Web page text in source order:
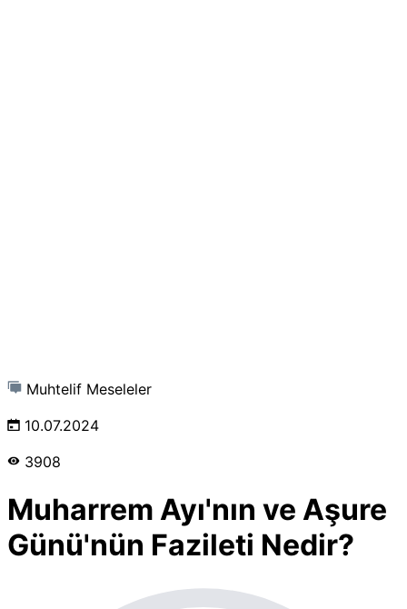
Muhtelif Meseleler
10.07.2024
3908
Muharrem Ayı'nın ve Aşure
Günü'nün Fazileti Nedir?